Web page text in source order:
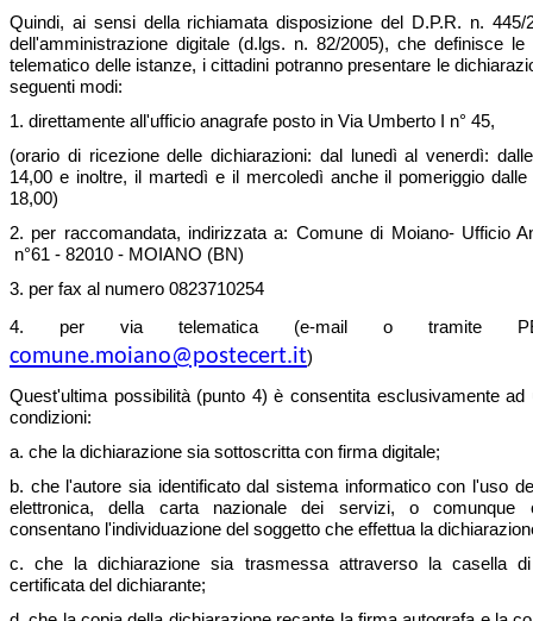
Quindi, ai sensi della richiamata disposizione del D.P.R. n. 445/
dell'amministrazione digitale (d.lgs. n. 82/2005), che definisce le
telematico delle istanze, i cittadini potranno presentare le
seguenti modi:
1. direttamente all'ufficio anagrafe posto in Via Umberto I n° 45,
(orario di ricezione delle dichiarazioni: dal lunedì al venerdì:
14,00 e inoltre, il martedì e il mercoledì anche il pomeriggio
18,00)
2. per raccomandata, indirizzata a: Comune di Moiano- Ufficio
n°61 - 82010 - MOIANO (BN)
3. per fax al numero 0823710254
4. per via telematica (e-mail o tramite
comune.moiano@postecert.it)
Quest'ultima possibilità (punto 4) è consentita esclusivamente ad
condizioni:
a. che la dichiarazione sia sottoscritta con firma digitale;
b. che l'autore sia identificato dal sistema informatico con l'uso
elettronica, della carta nazionale dei servizi, o comunque
consentano l'individuazione del soggetto che effettua la
c. che la dichiarazione sia trasmessa attraverso la casella
certificata del dichiarante;